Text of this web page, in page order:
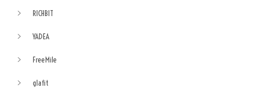
RICHBIT
YADEA
FreeMile
glafit